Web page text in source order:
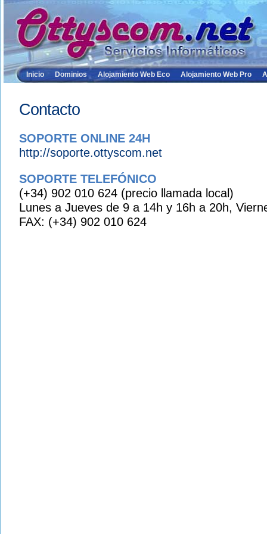
Inicio Dominios Alojamiento Web Eco Alojamiento Web Pro
Contacto
SOPORTE ONLINE 24H
http://soporte.ottyscom.net
SOPORTE TELEFÓNICO
(+34) 902 010 624 (precio llamada local)
Lunes a Jueves de 9 a 14h y 16h a 20h,
FAX: (+34) 902 010 624